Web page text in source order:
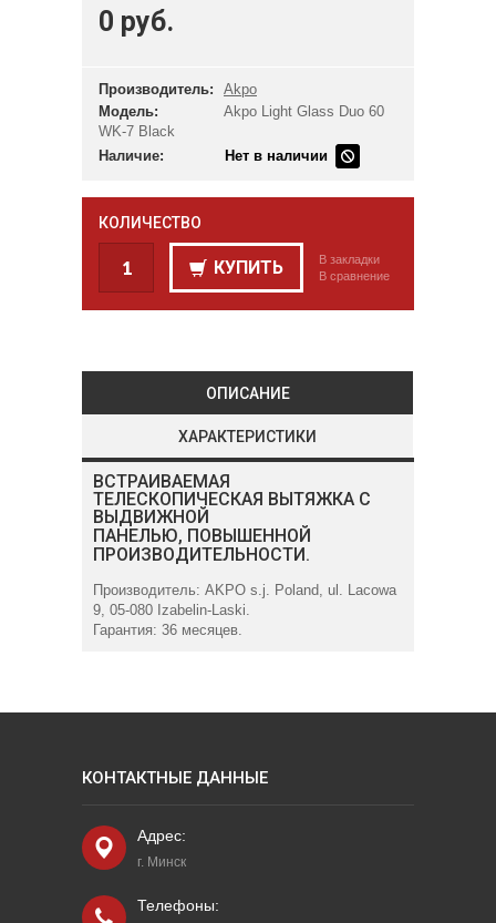
0 руб.
Производитель:
Akpo
Модель:
Akpo Light Glass Duo 60
WK-7 Black
Наличие:
Нет в наличии
КОЛИЧЕСТВО
КУПИТЬ
В закладки
В сравнение
ОПИСАНИЕ
ХАРАКТЕРИСТИКИ
ВСТРАИВАЕМАЯ
ТЕЛЕСКОПИЧЕСКАЯ ВЫТЯЖКА С
ВЫДВИЖНОЙ
ПАНЕЛЬЮ, ПОВЫШЕННОЙ
ПРОИЗВОДИТЕЛЬНОСТИ.
Производитель: AKPO s.j. Poland, ul. Lacowa
9, 05-080 Izabelin-Laski.
Гарантия: 36 месяцев.
КОНТАКТНЫЕ ДАННЫЕ
Адрес:
г. Минск
Телефоны: